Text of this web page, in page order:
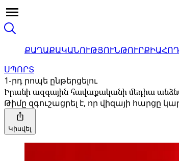
ՔԱՂԱՔԱԿԱՆՈՒԹՅՈՒՆԹՈՒՐՔԻԱ
ՍՊՈՐՏ
1-րդ րոպե ընթերցելու
Իրանի ազգային հավաքականի մեդիա
Թիմը զգուշացրել է, որ վիզայի հարցը
Կիսվել